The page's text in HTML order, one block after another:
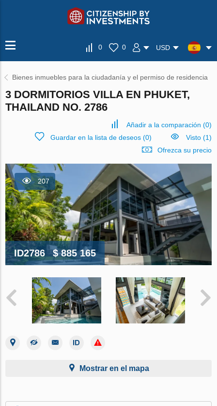
0 0 USD
Bienes inmuebles para la ciudadanía y el permiso de residencia
3 DORMITORIOS VILLA EN PHUKET,
THAILAND NO. 2786
Añadir a la comparación (0)
Guardar en la lista de deseos(0)
Visto (1)
Ofrezca su precio
207
ID2786 $ 885 165
Mostrar en el mapa